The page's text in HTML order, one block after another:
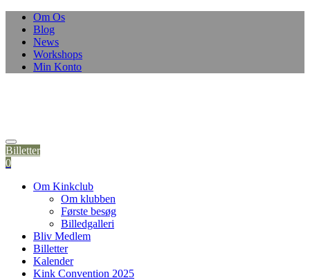
Om Os
Blog
News
Workshops
Min Konto
Billetter
0
Om Kinkclub
Om klubben
Første besøg
Billedgalleri
Bliv Medlem
Billetter
Kalender
Kink Convention 2025